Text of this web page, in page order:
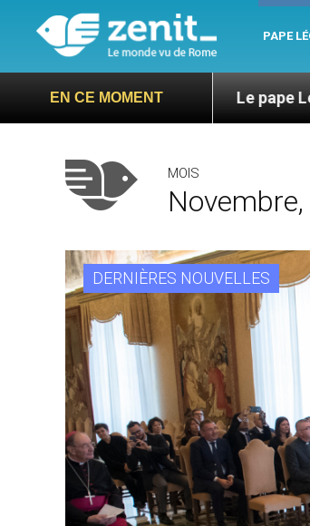
PAPE
EN CE MOMENT
Le pape Léon XIV évoque un
MOIS
DERNIÈRES NOUVELLES